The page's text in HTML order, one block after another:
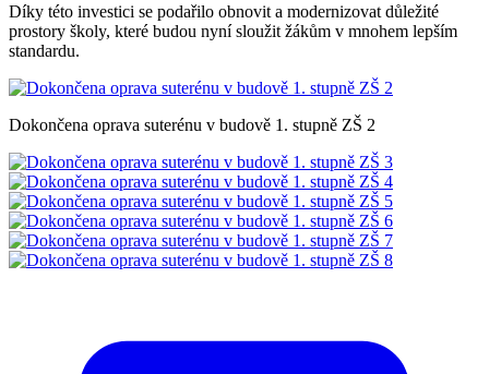
Díky této investici se podařilo obnovit a modernizovat důležité
prostory školy, které budou nyní sloužit žákům v mnohem lepším
standardu.
Dokončena oprava suterénu v budově 1. stupně ZŠ 2